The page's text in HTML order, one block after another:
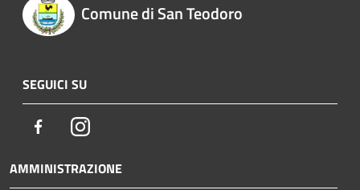
Comune di San Teodoro
SEGUICI SU
FacebookInstagram
AMMINISTRAZIONE